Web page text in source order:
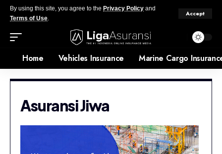
By using this site, you agree to the Privacy Policy and
Terms of Use.
Accept
Home Vehicles Insurance Marine Cargo
Asuransi Jiwa